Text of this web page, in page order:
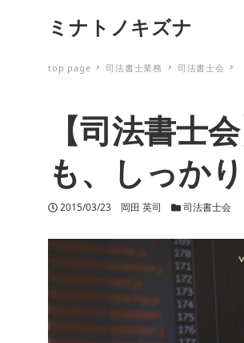
ミナトノキズナ
top page 司法書士業務 司法書士会
【司法書士
も、しっか
投稿日
2015/03/23 著者
岡田 英司 カテゴリー
司法書士会